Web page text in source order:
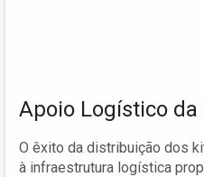
Apoio Logístico
O êxito da distribuição dos
à infraestrutura logística